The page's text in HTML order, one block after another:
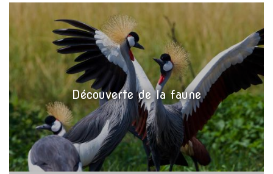
Découverte de la faune